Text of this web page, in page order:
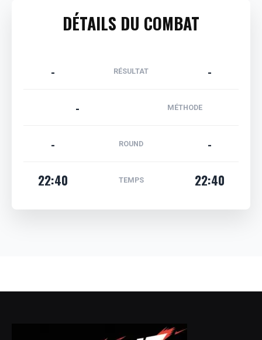
DÉTAILS DU COMBAT
- RÉSULTAT
-
-
MÉTHODE
- ROUND
-
22:40
TEMPS 22:40